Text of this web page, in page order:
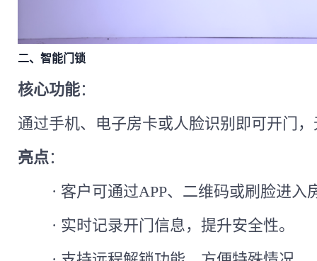
二、智能门锁
核心功能：
通过手机、电子房卡或人脸识别即可开门
亮点 ：
· 客户可通过APP、二维码或刷脸进入
· 实时记录开门信息，提升安全性。